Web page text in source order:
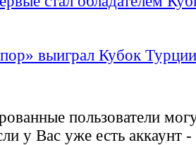
выиграл Кубок Турции
пользователи
у Вас уже есть аккаунт -